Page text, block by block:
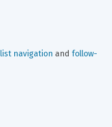
navigation and follow-